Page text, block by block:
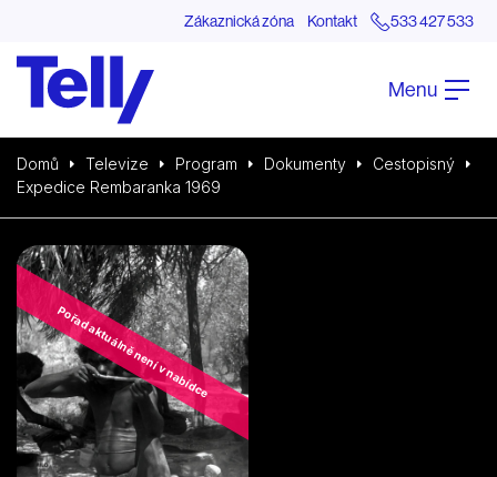
Zákaznická zóna Kontakt 533 427 533
Menu
Domů Televize Program Dokumenty
Cestopisný
Expedice Rembaranka 1969
Pořad aktuálně není v nabídce